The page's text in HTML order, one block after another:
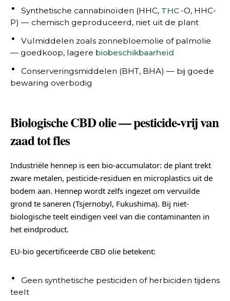
Synthetische cannabinoïden (HHC, THC -O, HHC-
P) — chemisch geproduceerd, niet uit de plant
Vulmiddelen zoals zonnebloemolie of palmolie
— goedkoop, lagere biobeschikbaarheid
Conserveringsmiddelen (BHT, BHA) — bij goede
bewaring overbodig
Biologische CBD olie — pesticide-vrij van
zaad tot fles
Industriële hennep is een bio-accumulator: de plant trekt
zware metalen, pesticide-residuen en microplastics uit de
bodem aan. Hennep wordt zelfs ingezet om vervuilde
grond te saneren (Tsjernobyl, Fukushima). Bij niet-
biologische teelt eindigen veel van die contaminanten in
het eindproduct.
EU-bio gecertificeerde CBD olie betekent:
Geen synthetische pesticiden of herbiciden tijdens
teelt